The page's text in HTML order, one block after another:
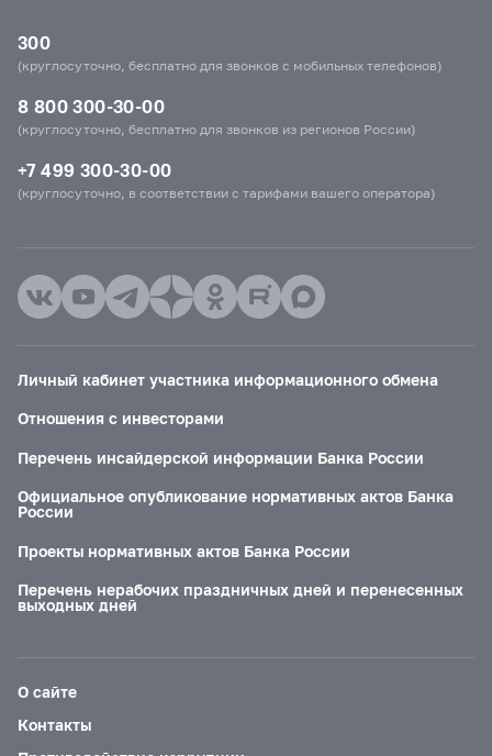
300
(круглосуточно, бесплатно для звонков с мобильных телефонов)
8 800 300-30-00
(круглосуточно, бесплатно для звонков из регионов России)
+7 499 300-30-00
(круглосуточно, в соответствии с тарифами вашего оператора)
Личный кабинет участника информационного обмена
Отношения с инвесторами
Перечень инсайдерской информации Банка России
Официальное опубликование нормативных актов Банка
России
Проекты нормативных актов Банка России
Перечень нерабочих праздничных дней и перенесенных
выходных дней
О сайте
Контакты